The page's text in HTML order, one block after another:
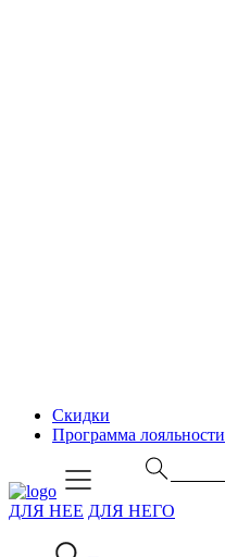
Скидки
Программа лояльности
ДЛЯ НЕЕ ДЛЯ НЕГО